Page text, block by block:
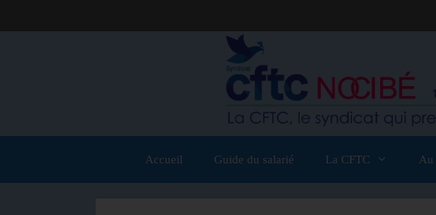
Accueil Guide du salarié La CFTC Au